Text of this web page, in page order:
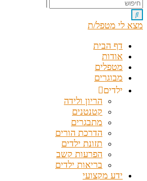
מצא לי מטפל/ת
דף הבית
אודות
מטפלים
מבוגרים
ילדים
הריון ולידה
קטנטנים
מתבגרים
הדרכת הורים
תזונת ילדים
הפרעות קשב
בריאות ילדים
ידע מקצועי